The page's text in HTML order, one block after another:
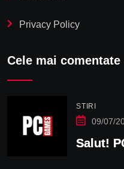
Privacy Policy
Cele mai comentate
STIRI
09/07/
Salut!